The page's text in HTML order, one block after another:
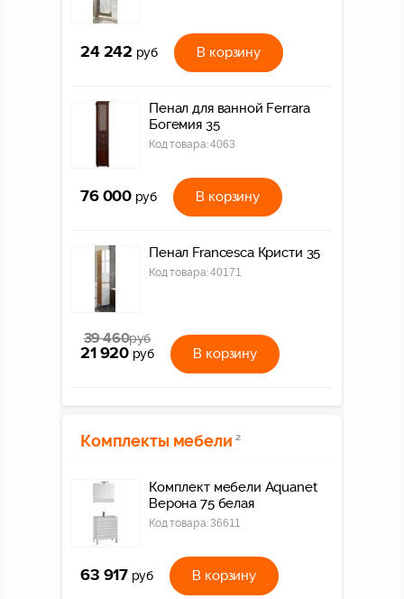
24 242 руб В корзину
Пенал для ванной Ferrara
Богемия 35
Код товара:4063
76 000 руб В корзину
Пенал Francesca Кристи 35
Код товара:40171
39 460руб
21 920 руб В корзину
Комплекты мебели 2
Комплект мебели Aquanet
Верона 75 белая
Код товара:36611
63 917 руб В корзину